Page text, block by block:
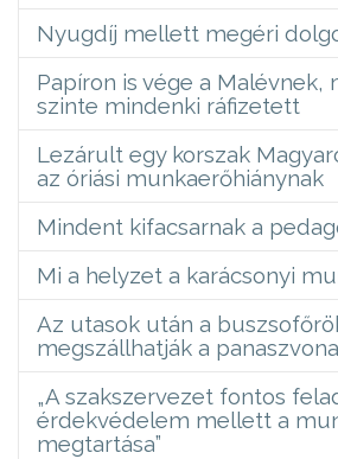
Nyugdíj mellett megéri
Papíron is vége a Malévnek,
szinte mindenki ráfizetett
Lezárult egy korszak
az óriási munkaerőhiánynak
Mindent kifacsarnak a
Mi a helyzet a karácsonyi
Az utasok után a
megszállhatják a
„A szakszervezet fontos
érdekvédelem mellett a
megtartása”